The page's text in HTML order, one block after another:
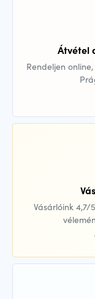
Átvétel
Rendeljen
Vásárlóink